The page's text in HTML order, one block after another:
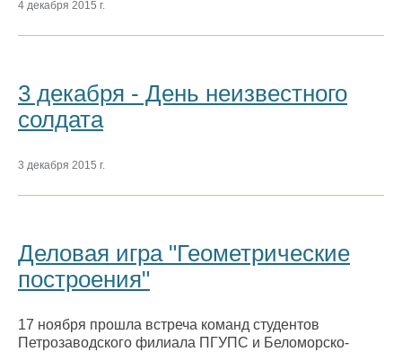
4 декабря 2015 г.
3 декабря - День неизвестного
солдата
3 декабря 2015 г.
Деловая игра "Геометрические
построения"
17 ноября прошла встреча команд студентов
Петрозаводского филиала ПГУПС и Беломорско-